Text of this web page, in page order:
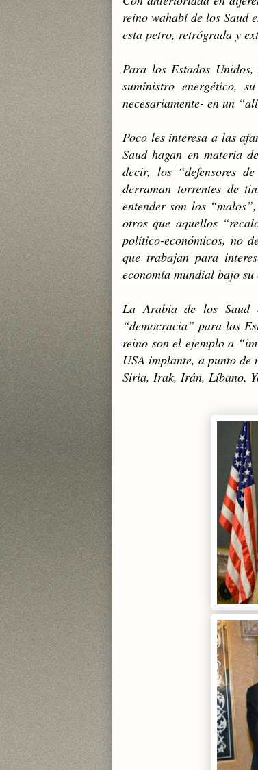
reino wahabí de los Saud
esta petro, retrógrada y
Para los Estados
suministro energético,
necesariamente- en un
Poco les interesa a las
Saud hagan en materia
decir, los “defensores
derraman torrentes de
entender son los
otros que aquellos
político-económicos, no
que trabajan para
economía mundial bajo
La Arabia de los Saud
“democracia” para los
reino son el ejemplo a
USA implante, a punto
Siria, Irak, Irán, Líbano,